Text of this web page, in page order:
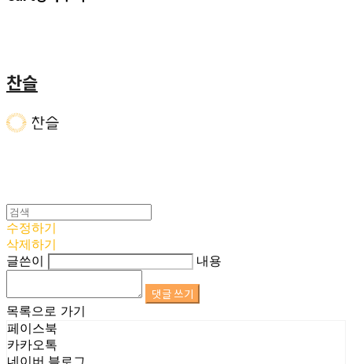
찬슬
수정하기
삭제하기
글쓴이
내용
댓글 쓰기
목록으로 가기
페이스북
카카오톡
네이버 블로그